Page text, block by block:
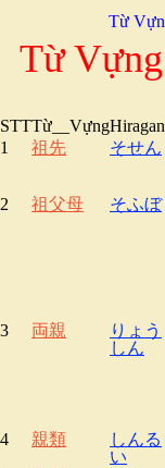
Từ
Từ
STTTừ__Vựng
1
祖先 そせん
2 祖父母 そふぼ
3 両親
りょう
しん
4 親類
しんる
い